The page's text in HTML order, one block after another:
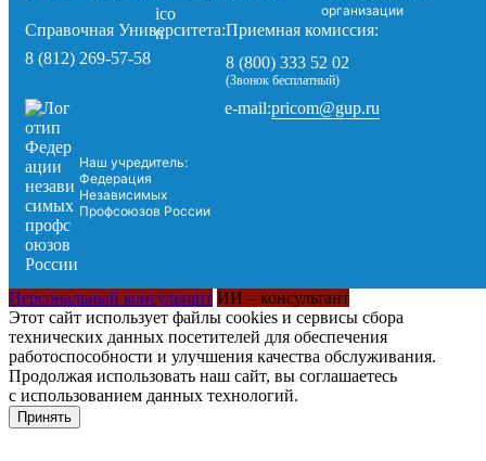
организации
Справочная Университета:
8 (812) 269-57-58
Приемная комиссия:
8 (800) 333 52 02
(Звонок бесплатный)
Наш учредитель:
Федерация
Независимых
Профсоюзов России
e-mail:pricom@gup.ru
Персональный консультант ИИ – консультант
Этот сайт использует файлы cookies и сервисы сбора
технических данных посетителей для обеспечения
работоспособности и улучшения качества обслуживания.
Продолжая использовать наш сайт, вы соглашаетесь
с использованием данных технологий.
Принять